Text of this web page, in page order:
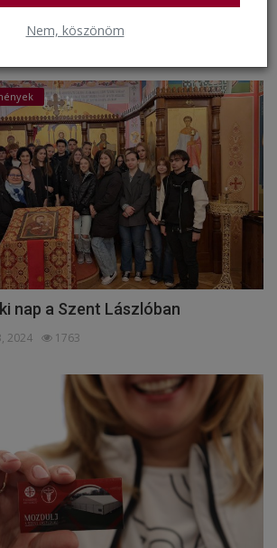
Nem, köszönöm
nap a Szent Lászlóban
2024 1763